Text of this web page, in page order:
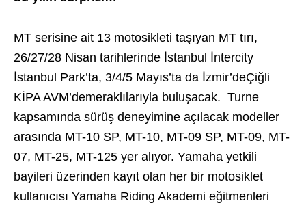
MT serisine ait 13 motosikleti taşıyan MT tırı,
26/27/28 Nisan tarihlerinde İstanbul İntercity
İstanbul Park’ta, 3/4/5 Mayıs’ta da İzmir’deÇiğli
KİPA AVM’demeraklılarıyla buluşacak. Turne
kapsamında sürüş deneyimine açılacak modeller
arasında MT-10 SP, MT-10, MT-09 SP, MT-09, MT-
07, MT-25, MT-125 yer alıyor. Yamaha yetkili
bayileri üzerinden kayıt olan her bir motosiklet
kullanıcısı Yamaha Riding Akademi eğitmenleri